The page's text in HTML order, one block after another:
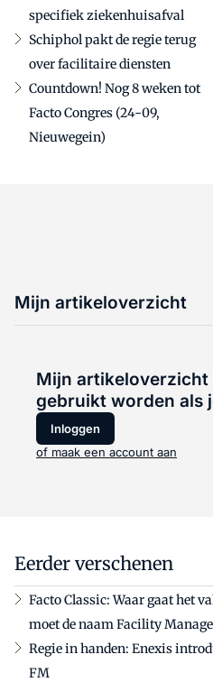
specifiek ziekenhuisafval
Schiphol pakt de regie terug
over facilitaire diensten
Countdown! Nog 8 weken tot
Facto Congres (24-09,
Nieuwegein)
Mijn artikeloverzicht
Mijn artikeloverzicht
gebruikt worden als
Inloggen
of maak een account aan
Eerder verschenen
Facto Classic: Waar gaat het
moet de naam Facility
Regie in handen: Enexis
FM